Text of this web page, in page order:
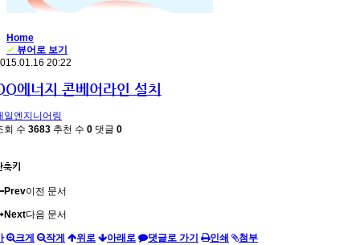
Home
✔ 뷰어로 보기
20:22
에너지 콘베어라인 설치
일엔지니어링
회 수 3683 추천 수 0 댓글 0
축키
Prev이전 문서
Next다음 문서
크게 작게 위로 아래로 댓글로 가기 인쇄 첨부